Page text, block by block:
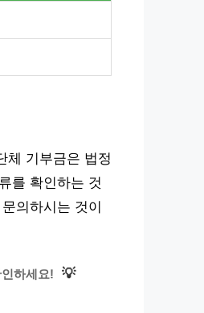
체 기부금은 법정
를 확인하는 것
의하시는 것이
하세요! 💡